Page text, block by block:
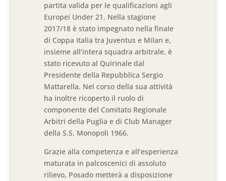
partita valida per le qualificazioni agli
Europei Under 21. Nella stagione
2017/18 è stato impegnato nella finale
di Coppa Italia tra Juventus e Milan e,
insieme all’intera squadra arbitrale, è
stato ricevuto al Quirinale dal
Presidente della Repubblica Sergio
Mattarella. Nel corso della sua attività
ha inoltre ricoperto il ruolo di
componente del Comitato Regionale
Arbitri della Puglia e di Club Manager
della S.S. Monopoli 1966.
Grazie alla competenza e all’esperienza
maturata in palcoscenici di assoluto
rilievo, Posado metterà a disposizione